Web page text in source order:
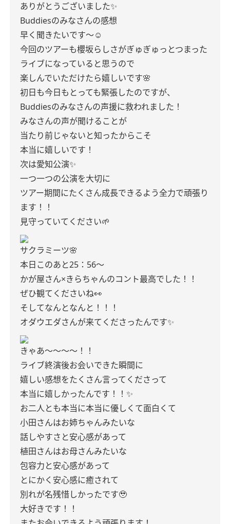
ありがとうございました✨
Buddiesのみなさんの感想
早く聞きたいです〜☺︎
今回のツアーも櫻坂らしさがぎゅぎゅっとつまった
ライブになっていると思うので
楽しんでいただけたら嬉しいです🌸
初日も今日もとっても緊張したのですが、
Buddiesのみなさんの声援に救われました！
みなさんの声が聞けることが
当たり前じゃないと知ったからこそ
本当に嬉しいです！
次は愛知公演✨
一つ一つの公演を大切に
ツアー期間にたくさん成長できるよう全力で頑張り
ます！！
見守っていてください🌱
サクラミーツ🌸
本日このあと25：56〜
かが屋さん×きらちゃんのコント最高でした！！
ぜひ観てくださいね👀
そしてなんとなんと！！！
オダウエダさんが来てくださったんです✨
きゃあ〜〜〜〜！！
ライブ終演後お会いできた瞬間に
嬉しい感想をたくさん言ってくださって
本当に嬉しかったんです！！✨
お二人とも本当に本当に優しくて面白くて
小田さんはお姉ちゃんみたいな
話しやすさと安心感があって
植田さんはお母さんみたいな
包容力と安心感があって
とにかく安心感に癒されて
別れが名残惜しかったです🥹
大好きです！！